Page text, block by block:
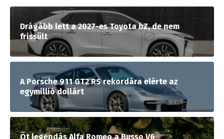
Drágább lett a 2027-es Toyota bZ, de nem
frissült
A Porsche 911 GT2 RS rekordára elérte az
egymillió dollárt
Öt legendás Alfa Romeo a Busso V6